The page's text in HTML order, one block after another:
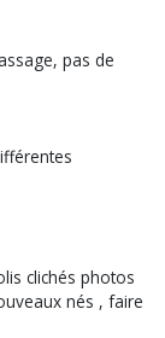
pas de
clichés photos
nés , faire